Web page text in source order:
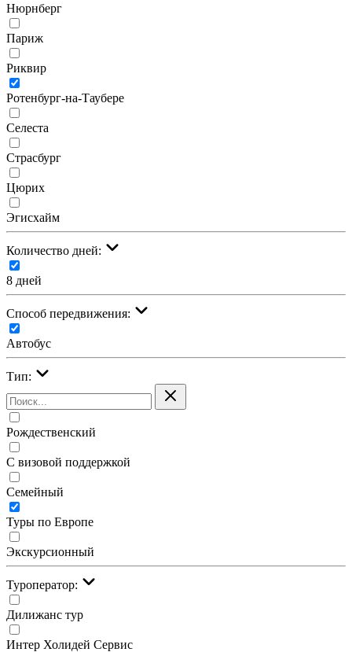
Нюрнберг
Париж
Риквир
Ротенбург-на-Таубере
Селеста
Страсбург
Цюрих
Эгисхайм
Количество дней:
8 дней
Cпособ передвижения:
Автобус
Тип:
Рождественский
С визовой поддержкой
Семейный
Туры по Европе
Экскурсионный
Туроператор:
Дилижанс тур
Интер Холидей Сервис